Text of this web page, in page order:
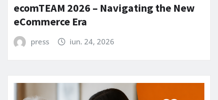
ecomTEAM 2026 – Navigating the New
eCommerce Era
press iun. 24, 2026